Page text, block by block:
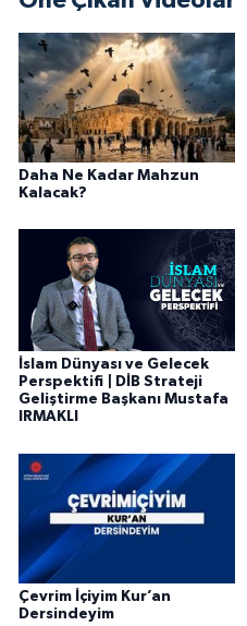
Daha Ne Kadar Mahzun
Kalacak?
İslam Dünyası ve Gelecek
Perspektifi | DİB Strateji
Geliştirme Başkanı Mustafa
IRMAKLI
Çevrim İçiyim Kur’an
Dersindeyim
Çorum Müftülüğü
Denizli Müftülüğü
Diyarbakır Müftülüğü
Düzce Müftülüğü
Edirne Müftülüğü
Elazığ Müftülüğü
Erzincan Müftülüğü
Erzurum Müftülüğü
Eskişehir Müftülüğü
Gaziantep Müftülüğü
Giresun Müftülüğü
Biyografiler
Diyanet TV
İhtida Haberleri
YAŞAM